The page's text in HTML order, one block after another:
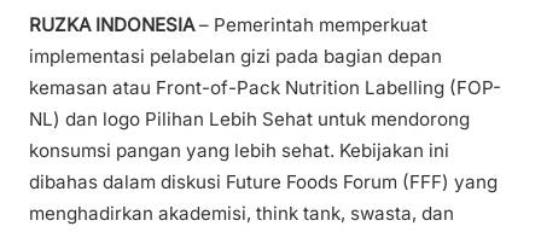
RUZKA INDONESIA– Pemerintah memperkuat
implementasi pelabelan gizi pada bagian depan
kemasan atau Front-of-Pack Nutrition Labelling (FOP-
NL) dan logo Pilihan Lebih Sehat untuk mendorong
konsumsi pangan yang lebih sehat. Kebijakan ini
dibahas dalam diskusi Future Foods Forum (FFF) yang
menghadirkan akademisi, think tank, swasta, dan